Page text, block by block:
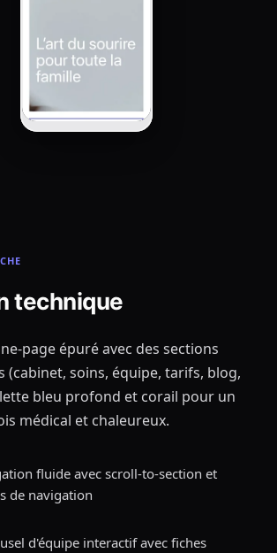
technique
page épuré avec des sections
(cabinet, soins, équipe, tarifs, blog,
bleu profond et corail pour un
médical et chaleureux.
fluide avec scroll-to-section et
de navigation
d'équipe interactif avec fiches